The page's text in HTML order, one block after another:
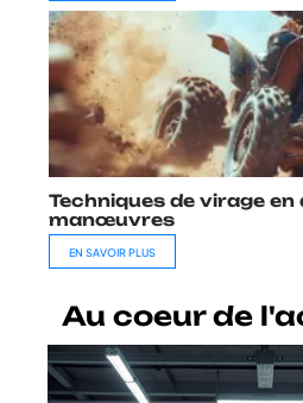
Techniques de virage
manœuvres
EN SAVOIR PLUS
Au coeur de